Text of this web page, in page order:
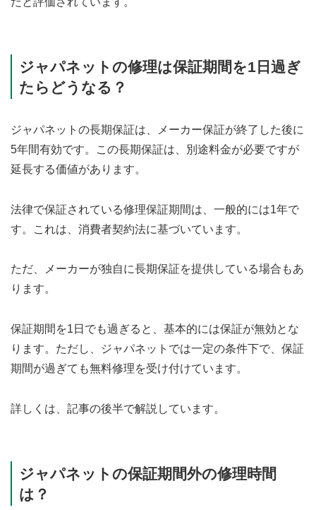
ジャパネットの修理は保証期間を1日過ぎ
たらどうなる？
ジャパネットの長期保証は、メーカー保証が終了した後に
5年間有効です。この長期保証は、別途料金が必要ですが
延長する価値があります。
法律で保証されている修理保証期間は、一般的には1年で
す。これは、消費者契約法に基づいています。
ただ、メーカーが独自に長期保証を提供している場合もあ
ります。
保証期間を1日でも過ぎると、基本的には保証が無効とな
ります。ただし、ジャパネットでは一定の条件下で、保証
期間が過ぎても無料修理を受け付けています。
詳しくは、記事の後半で解説しています。
ジャパネットの保証期間外の修理時間
は？